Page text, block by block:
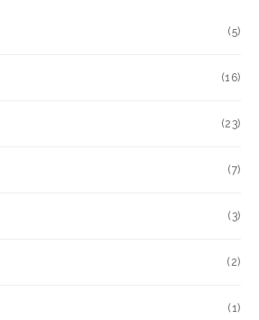
(5)
(16)
(23)
(7)
(3)
(2)
(1)